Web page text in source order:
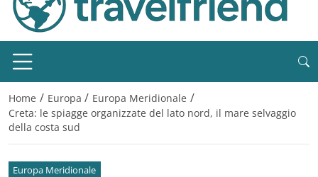
Home / Europa / Europa Meridionale /
Creta: le spiagge organizzate del lato nord, il mare selvaggio
della costa sud
Europa Meridionale